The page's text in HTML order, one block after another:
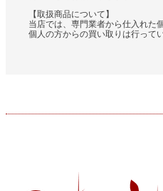
【取扱商品について】
当店では、専門業者から仕入れた
個人の方からの買い取りは行って